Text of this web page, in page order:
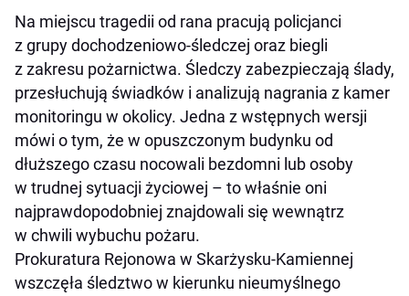
Na miejscu tragedii od rana pracują policjanci
z grupy dochodzeniowo-śledczej oraz biegli
z zakresu pożarnictwa. Śledczy zabezpieczają ślady,
przesłuchują świadków i analizują nagrania z kamer
monitoringu w okolicy. Jedna z wstępnych wersji
mówi o tym, że w opuszczonym budynku od
dłuższego czasu nocowali bezdomni lub osoby
w trudnej sytuacji życiowej – to właśnie oni
najprawdopodobniej znajdowali się wewnątrz
w chwili wybuchu pożaru.
Prokuratura Rejonowa w Skarżysku-Kamiennej
wszczęła śledztwo w kierunku nieumyślnego